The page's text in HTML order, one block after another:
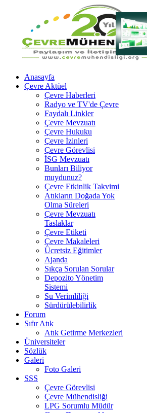
Anasayfa
Çevre Aktüel
Çevre Haberleri
Radyo ve TV'de Çevre
Faydalı Linkler
Çevre Mevzuatı
Çevre Hukuku
Çevre İzinleri
Çevre Görevlisi
İSG Mevzuatı
Bunları Biliyor
muydunuz?
Çevre Etkinlik Takvimi
Atıkların Doğada Yok
Olma Süreleri
Çevre Mevzuatı
Taslaklar
Çevre Etiketi
Çevre Makaleleri
Ücretsiz Eğitimler
Ajanda
Sıkça Sorulan Sorular
Depozito Yönetim
Sistemi
Su Verimliliği
Sürdürülebilirlik
Forum
Sıfır Atık
Atık Getirme Merkezleri
Üniversiteler
Sözlük
Galeri
Foto Galeri
SSS
Çevre Görevlisi
Çevre Mühendisliği
LPG Sorumlu Müdür